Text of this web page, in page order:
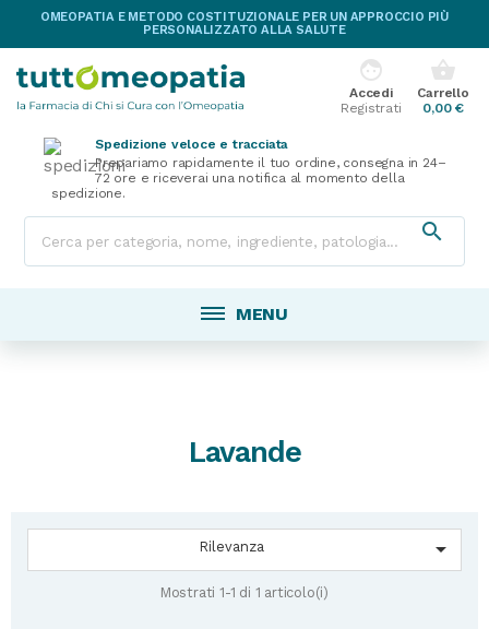
OMEOPATIA E METODO COSTITUZIONALE PER UN APPROCCIO PIÙ
PERSONALIZZATO ALLA SALUTE
shopping_basket
Carrello
0,00 €
face
Accedi
Registrati
Spedizione veloce e tracciata
Prepariamo rapidamente il tuo ordine, consegna in 24–
72 ore e riceverai una notifica al momento della
spedizione.

MENU
Lavande
Rilevanza 
Mostrati 1-1 di 1 articolo(i)